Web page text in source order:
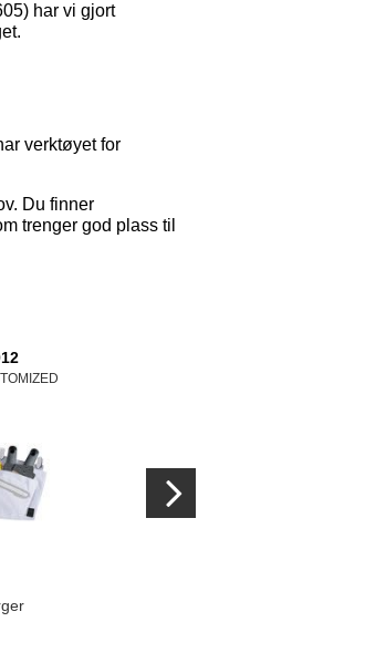
har vi gjort
verktøyet for
Du finner
trenger god plass til